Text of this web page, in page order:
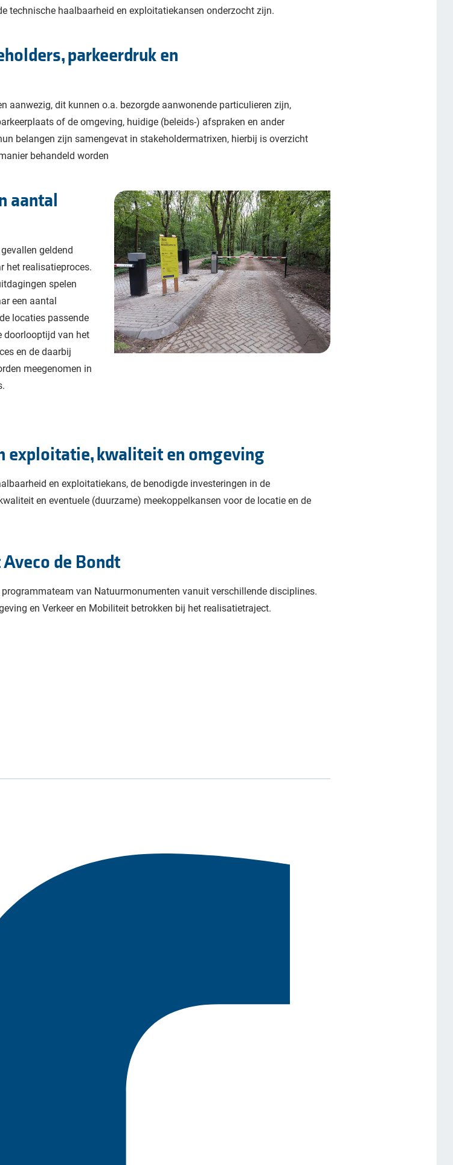
technische haalbaarheid en exploitatiekansen onderzocht zijn.
parkeerdruk en
aanwezig, dit kunnen o.a. bezorgde aanwonende particulieren zijn,
of de omgeving, huidige (beleids-) afspraken en ander
belangen zijn samengevat in stakeholdermatrixen, hierbij is overzicht
behandeld worden
aantal
geldend
het realisatieproces.
spelen
een aantal
locaties passende
doorlooptijd van het
en de daarbij
meegenomen in
exploitatie, kwaliteit en omgeving
en exploitatiekans, de benodigde investeringen in de
en eventuele (duurzame) meekoppelkansen voor de locatie en de
de Bondt
van Natuurmonumenten vanuit verschillende disciplines.
en Verkeer en Mobiliteit betrokken bij het realisatietraject.